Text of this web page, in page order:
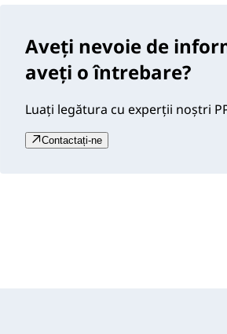
Aveți nevoie de
aveți o întrebare?
Luați legătura cu experții noștri
Contactați-ne